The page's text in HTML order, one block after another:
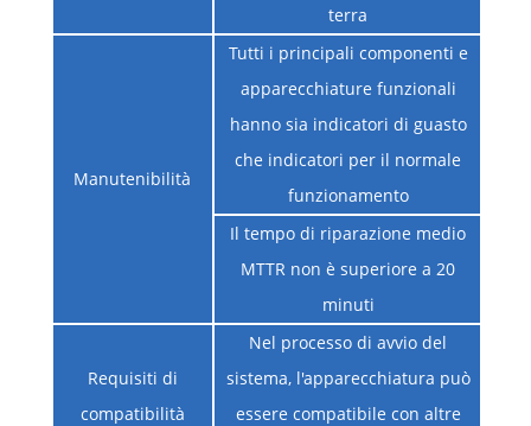
terra
Manutenibilità
Tutti i principali componenti e
apparecchiature funzionali
hanno sia indicatori di guasto
che indicatori per il normale
funzionamento
Il tempo di riparazione medio
MTTR non è superiore a 20
minuti
Requisiti di
compatibilità
Nel processo di avvio del
sistema, l'apparecchiatura può
essere compatibile con altre